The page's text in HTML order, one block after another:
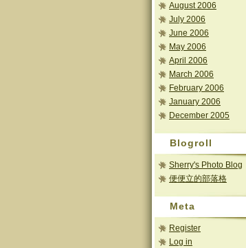
August 2006
July 2006
June 2006
May 2006
April 2006
March 2006
February 2006
January 2006
December 2005
Blogroll
Sherry's Photo Blog
便便立的部落格
Meta
Register
Log in